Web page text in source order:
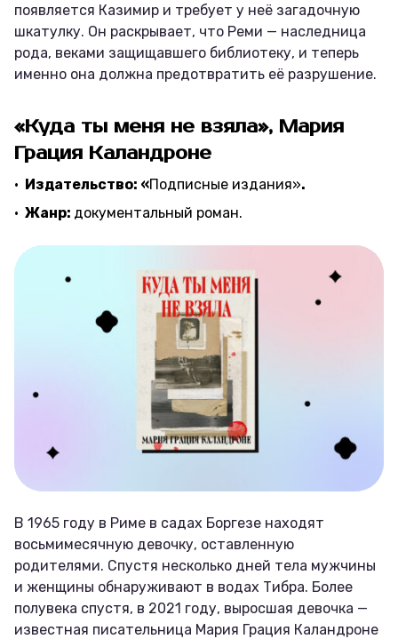
появляется Казимир и требует у неё загадочную
шкатулку. Он раскрывает, что Реми — наследница
рода, веками защищавшего библиотеку, и теперь
именно она должна предотвратить её разрушение.
«Куда ты меня не взяла», Мария
Грация Каландроне
Издательство: «Подписные издания».
Жанр: документальный роман.
В 1965 году в Риме в садах Боргезе находят
восьмимесячную девочку, оставленную
родителями. Спустя несколько дней тела мужчины
и женщины обнаруживают в водах Тибра. Более
полувека спустя, в 2021 году, выросшая девочка —
известная писательница Мария Грация Каландроне